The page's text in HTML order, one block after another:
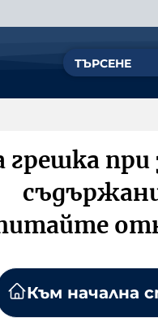
грешка
Към начална